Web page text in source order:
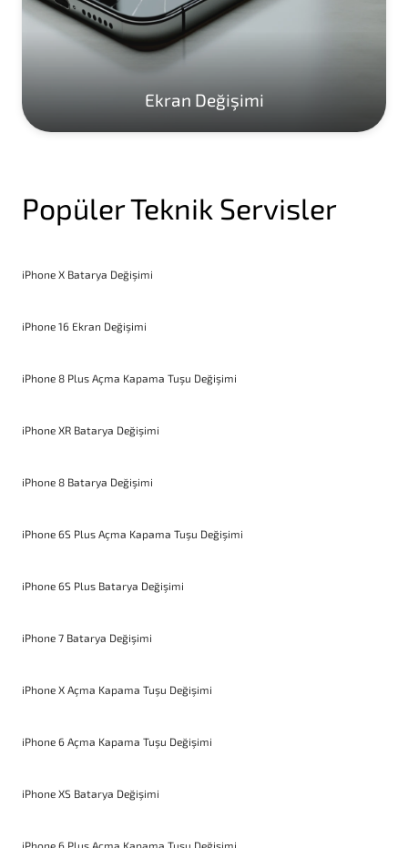
Ekran Değişimi
Popüler Teknik Servisler
iPhone X Batarya Değişimi
iPhone 16 Ekran Değişimi
iPhone 8 Plus Açma Kapama Tuşu Değişimi
iPhone XR Batarya Değişimi
iPhone 8 Batarya Değişimi
iPhone 6S Plus Açma Kapama Tuşu Değişimi
iPhone 6S Plus Batarya Değişimi
iPhone 7 Batarya Değişimi
iPhone X Açma Kapama Tuşu Değişimi
iPhone 6 Açma Kapama Tuşu Değişimi
iPhone XS Batarya Değişimi
iPhone 6 Plus Açma Kapama Tuşu Değişimi